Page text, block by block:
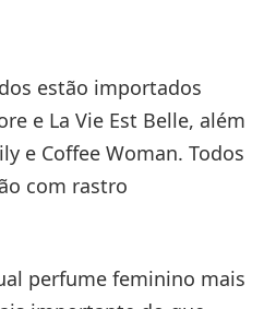
estão importados
e La Vie Est Belle, além
e Coffee Woman. Todos
com rastro
perfume feminino mais